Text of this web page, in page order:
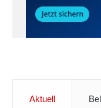
Aktuell